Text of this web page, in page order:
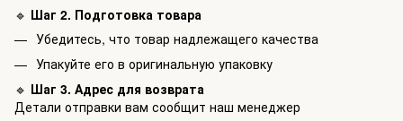
🔹 Шаг 2. Подготовка товара
Убедитесь, что товар надлежащего качества
Упакуйте его в оригинальную упаковку
🔹 Шаг 3. Адрес для возврата
Детали отправки вам сообщит наш менеджер